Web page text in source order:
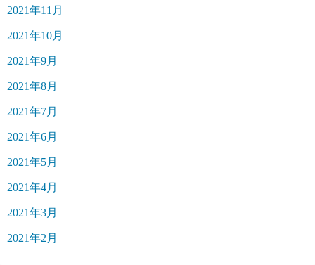
2021年11月
2021年10月
2021年9月
2021年8月
2021年7月
2021年6月
2021年5月
2021年4月
2021年3月
2021年2月